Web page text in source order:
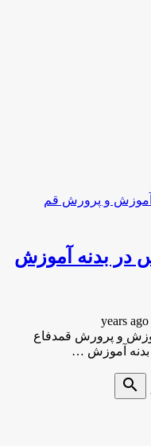
در بدنه آموزش
آموزش و پرورش قمدفاع
search